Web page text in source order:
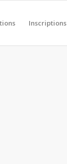
Inscriptions